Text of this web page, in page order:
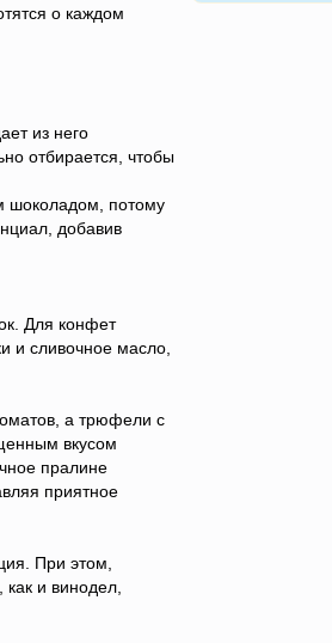
о каждом
из него
отбирается, чтобы
шоколадом, потому
добавив
Для конфет
и сливочное масло,
а трюфели с
вкусом
пралине
приятное
При этом,
и винодел,